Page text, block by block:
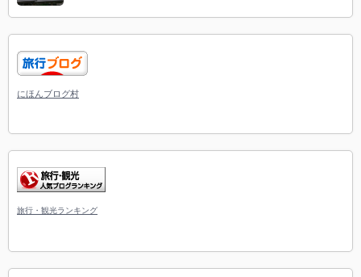
にほんブログ村
旅行・観光ランキング